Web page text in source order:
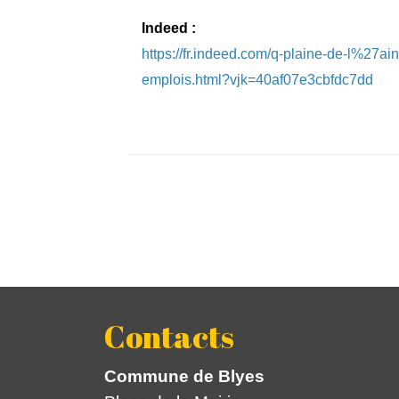
Indeed :
https://fr.indeed.com/q-plaine-de-
emplois.html?vjk=40af07e3cbfdc7dd
Contacts
Commune de Blyes